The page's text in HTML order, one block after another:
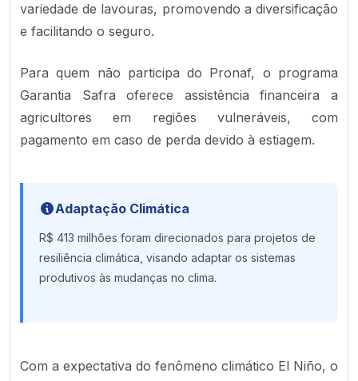
variedade de lavouras, promovendo a diversificação
e facilitando o seguro.
Para quem não participa do Pronaf, o programa
Garantia Safra oferece assistência financeira a
agricultores em regiões vulneráveis, com
pagamento em caso de perda devido à estiagem.
Adaptação Climática
R$ 413 milhões foram direcionados para projetos de
resiliência climática, visando adaptar os sistemas
produtivos às mudanças no clima.
Com a expectativa do fenômeno climático El Niño, o